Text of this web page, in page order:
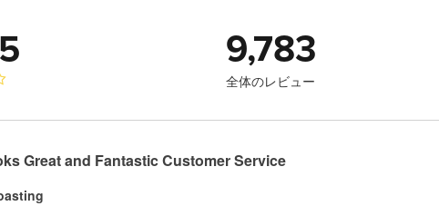
9,783
全体のレビュー
Great and Fantastic Customer Service